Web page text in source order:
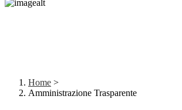
Home >
Amministrazione Trasparente